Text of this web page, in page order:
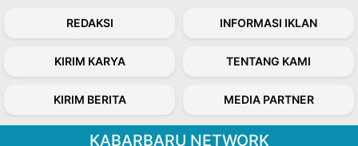
REDAKSI INFORMASI IKLAN
KIRIM KARYA TENTANG KAMI
KIRIM BERITA MEDIA PARTNER
KABARBARU NETWORK